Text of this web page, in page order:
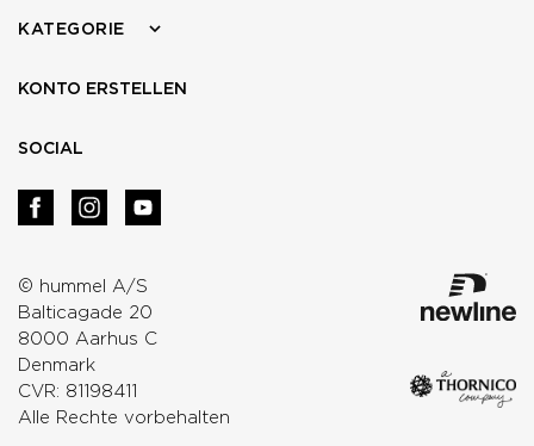
© hummel A/S
Balticagade 20
8000 Aarhus C
Denmark
CVR: 81198411
Alle Rechte vorbehalten
KATEGORIE
KONTO ERSTELLEN
SOCIAL